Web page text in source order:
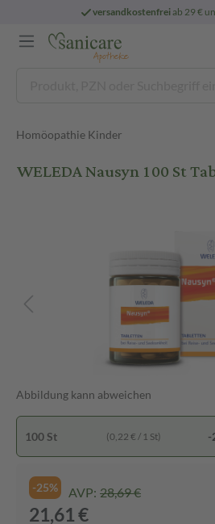
versandkostenfreiab 29 €
Homöopathie Kinder
WELEDA Nausyn 100 St
Abbildung kann abweichen
100 St (0,22 € / 1 St) -
-25% AVP: 28,69 €
21,61 €